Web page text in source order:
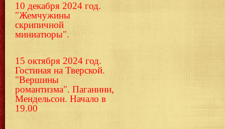
10 декабря 2024 год.
"Жемчужины
скрипичной
миниатюры".
15 октября 2024 год.
Гостиная на Тверской.
"Вершины
романтизма". Паганини,
Мендельсон. Начало в
19.00